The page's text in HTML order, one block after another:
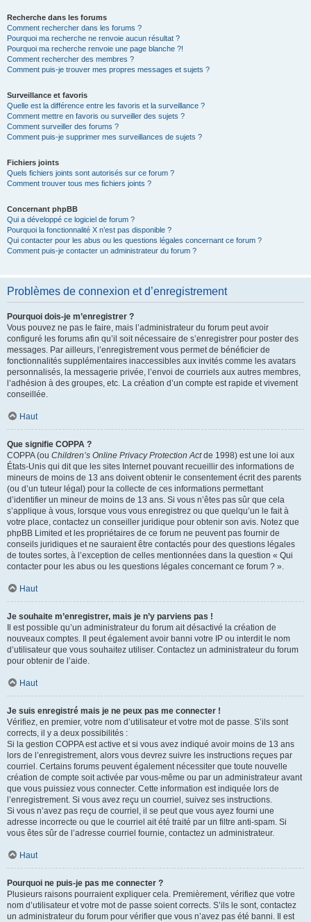
Recherche dans les forums
Comment rechercher dans les forums ?
Pourquoi ma recherche ne renvoie aucun résultat ?
Pourquoi ma recherche renvoie une page blanche ?!
Comment rechercher des membres ?
Comment puis-je trouver mes propres messages et sujets ?
Surveillance et favoris
Quelle est la différence entre les favoris et la surveillance ?
Comment mettre en favoris ou surveiller des sujets ?
Comment surveiller des forums ?
Comment puis-je supprimer mes surveillances de sujets ?
Fichiers joints
Quels fichiers joints sont autorisés sur ce forum ?
Comment trouver tous mes fichiers joints ?
Concernant phpBB
Qui a développé ce logiciel de forum ?
Pourquoi la fonctionnalité X n’est pas disponible ?
Qui contacter pour les abus ou les questions légales concernant ce forum ?
Comment puis-je contacter un administrateur du forum ?
Problèmes de connexion et d’enregistrement
Pourquoi dois-je m’enregistrer ?
Vous pouvez ne pas le faire, mais l’administrateur du forum peut avoir
configuré les forums afin qu’il soit nécessaire de s’enregistrer pour poster des
messages. Par ailleurs, l’enregistrement vous permet de bénéficier de
fonctionnalités supplémentaires inaccessibles aux invités comme les avatars
personnalisés, la messagerie privée, l’envoi de courriels aux autres membres,
l’adhésion à des groupes, etc. La création d’un compte est rapide et vivement
conseillée.
Haut
Que signifie COPPA ?
COPPA (ou Children’s Online Privacy Protection Actde 1998) est une loi aux
États-Unis qui dit que les sites Internet pouvant recueillir des informations de
mineurs de moins de 13 ans doivent obtenir le consentement écrit des parents
(ou d’un tuteur légal) pour la collecte de ces informations permettant
d’identifier un mineur de moins de 13 ans. Si vous n’êtes pas sûr que cela
s’applique à vous, lorsque vous vous enregistrez ou que quelqu’un le fait à
votre place, contactez un conseiller juridique pour obtenir son avis. Notez que
phpBB Limited et les propriétaires de ce forum ne peuvent pas fournir de
conseils juridiques et ne sauraient être contactés pour des questions légales
de toutes sortes, à l’exception de celles mentionnées dans la question « Qui
contacter pour les abus ou les questions légales concernant ce forum ? ».
Haut
Je souhaite m’enregistrer, mais je n’y parviens pas !
Il est possible qu’un administrateur du forum ait désactivé la création de
nouveaux comptes. Il peut également avoir banni votre IP ou interdit le nom
d’utilisateur que vous souhaitez utiliser. Contactez un administrateur du forum
pour obtenir de l’aide.
Haut
Je suis enregistré mais je ne peux pas me connecter !
Vérifiez, en premier, votre nom d’utilisateur et votre mot de passe. S’ils sont
corrects, il y a deux possibilités :
Si la gestion COPPA est active et si vous avez indiqué avoir moins de 13 ans
lors de l’enregistrement, alors vous devrez suivre les instructions reçues par
courriel. Certains forums peuvent également nécessiter que toute nouvelle
création de compte soit activée par vous-même ou par un administrateur avant
que vous puissiez vous connecter. Cette information est indiquée lors de
l’enregistrement. Si vous avez reçu un courriel, suivez ses instructions.
Si vous n’avez pas reçu de courriel, il se peut que vous ayez fourni une
adresse incorrecte ou que le courriel ait été traité par un filtre anti-spam. Si
vous êtes sûr de l’adresse courriel fournie, contactez un administrateur.
Haut
Pourquoi ne puis-je pas me connecter ?
Plusieurs raisons pourraient expliquer cela. Premièrement, vérifiez que votre
nom d’utilisateur et votre mot de passe soient corrects. S’ils le sont, contactez
un administrateur du forum pour vérifier que vous n’avez pas été banni. Il est